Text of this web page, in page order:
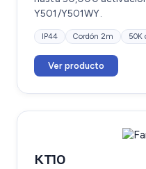
Y501/Y501WY.
IP44 Cordón 2m 50K
Ver producto
KT10